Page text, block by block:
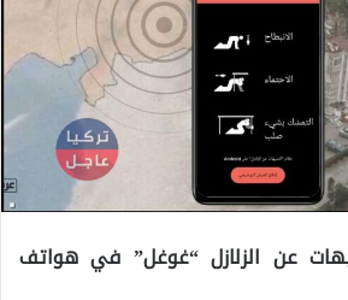
عن الزلازل “غوغل” في هواتف